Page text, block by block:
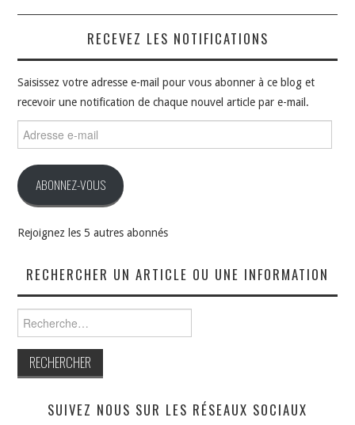
RECEVEZ LES NOTIFICATIONS
Saisissez votre adresse e-mail pour vous abonner à ce blog et
recevoir une notification de chaque nouvel article par e-mail.
e-
ABONNEZ-VOUS
Rejoignez les 5 autres abonnés
RECHERCHER UN ARTICLE OU UNE INFORMATION
SUIVEZ NOUS SUR LES RÉSEAUX SOCIAUX